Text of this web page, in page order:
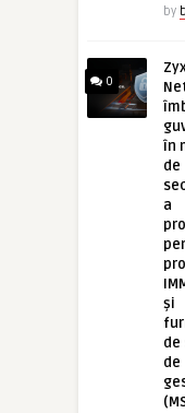
by
0
în
de
a
și
de
de